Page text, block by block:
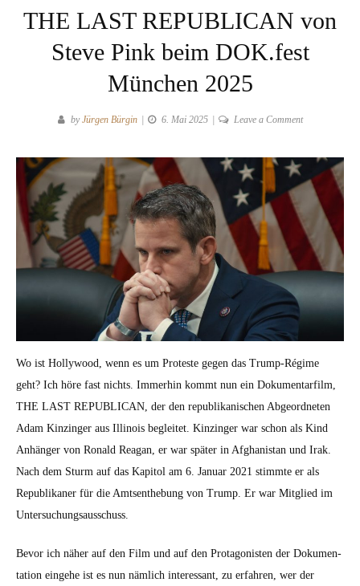
THE LAST REPUBLICAN von
Steve Pink beim DOK.fest
München 2025
byJürgen Bürgin 6. Mai 2025 Leave a Commenton
REPUBLICAN
von
Steve
Pink
beim
DOK.fest
München
Wo ist Hol­ly­wood, wenn es um Proteste gegen das Trump-Régime
geht? Ich höre fast nichts. Immer­hin kommt nun ein Doku­men­tarfilm,
THE LAST REPUBLICAN, der den repub­likanis­chen Abge­ord­neten
Adam Kinzinger aus Illi­nois begleit­et. Kinzinger war schon als Kind
Anhänger von Ronald Rea­gan, er war später in Afghanistan und Irak.
Nach dem Sturm auf das Kapi­tol am 6. Jan­u­ar 2021 stimmte er als
Repub­likan­er für die Amt­sen­the­bung von Trump. Er war Mit­glied im
Unter­suchungsauss­chuss.
Bevor ich näher auf den Film und auf den Pro­tag­o­nis­ten der Doku­men­
ta­tion einge­he ist es nun näm­lich inter­es­sant, zu erfahren, wer der